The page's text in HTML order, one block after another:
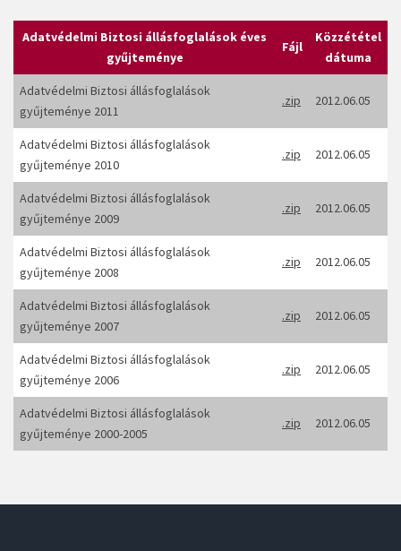
Adatvédelmi Biztosi állásfoglalások éves
gyűjteménye
Fájl
Közzététel
dátuma
Adatvédelmi Biztosi állásfoglalások
gyűjteménye 2011
.zip 2012.06.05
Adatvédelmi Biztosi állásfoglalások
gyűjteménye 2010
.zip 2012.06.05
Adatvédelmi Biztosi állásfoglalások
gyűjteménye 2009
.zip 2012.06.05
Adatvédelmi Biztosi állásfoglalások
gyűjteménye 2008
.zip 2012.06.05
Adatvédelmi Biztosi állásfoglalások
gyűjteménye 2007
.zip 2012.06.05
Adatvédelmi Biztosi állásfoglalások
gyűjteménye 2006
.zip 2012.06.05
Adatvédelmi Biztosi állásfoglalások
gyűjteménye 2000-2005
.zip 2012.06.05